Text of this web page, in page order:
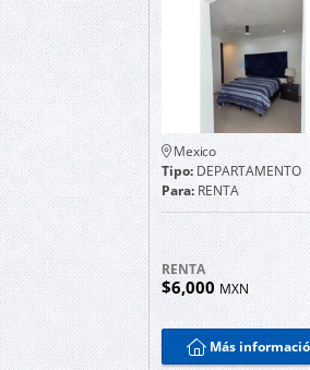
Mexico
Tipo: DEPARTAMENTO
Para: RENTA
RENTA
$6,000MXN
Más